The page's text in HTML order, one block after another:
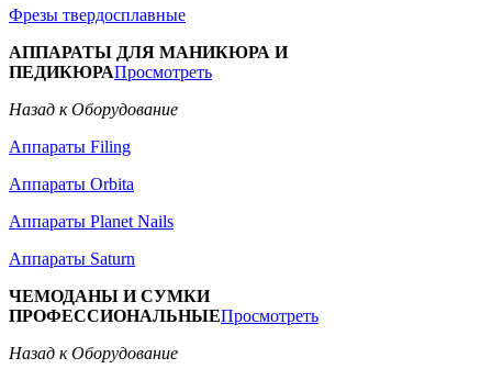
Фрезы твердосплавные
АППАРАТЫ ДЛЯ МАНИКЮРА И
ПЕДИКЮРАПросмотреть
Назад к Оборудование
Аппараты Filing
Аппараты Orbita
Аппараты Planet Nails
Аппараты Saturn
ЧЕМОДАНЫ И СУМКИ
ПРОФЕССИОНАЛЬНЫЕПросмотреть
Назад к Оборудование